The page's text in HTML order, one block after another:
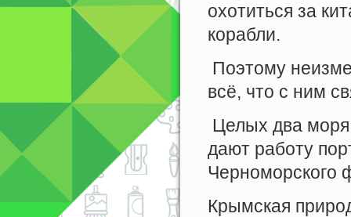
охотиться за
корабли.
Поэтому
всё, что с ним
Целых два
дают работу
Черноморского
Крымская